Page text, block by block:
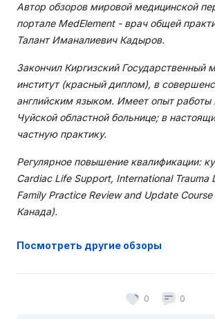
Автор обзоров мировой медицинской
портале MedElement - врач общей
Талант Иманалиевич Кадыров.
Закончил Киргизский Государственный
институт (красный диплом), в
английским языком. Имеет опыт работы
Чуйской областной больнице; в
частную практику.
Регулярное повышение квалификации:
Cardiac Life Support, International Trauma
Family Practice Review and Update
Канада).
Посмотреть другие обзоры
0 0